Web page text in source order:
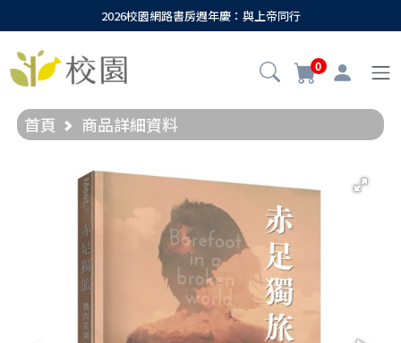
2026校園網路書房週年慶：與上帝同行
0
首頁 商品詳細資料